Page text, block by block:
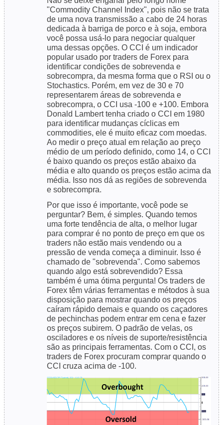
"Commodity Channel Index", pois não se trata
de uma nova transmissão a cabo de 24 horas
dedicada à barriga de porco e à soja, embora
você possa usá-lo para negociar qualquer
uma dessas opções. O CCI é um indicador
popular usado por traders de Forex para
identificar condições de sobrevenda e
sobrecompra, da mesma forma que o RSI ou o
Stochastics. Porém, em vez de 30 e 70
representarem áreas de sobrevenda e
sobrecompra, o CCI usa -100 e +100. Embora
Donald Lambert tenha criado o CCI em 1980
para identificar mudanças cíclicas em
commodities, ele é muito eficaz com moedas.
Ao medir o preço atual em relação ao preço
médio de um período definido, como 14, o CCI
é baixo quando os preços estão abaixo da
média e alto quando os preços estão acima da
média. Isso nos dá as regiões de sobrevenda
e sobrecompra.
Por que isso é importante, você pode se
perguntar? Bem, é simples. Quando temos
uma forte tendência de alta, o melhor lugar
para comprar é no ponto de preço em que os
traders não estão mais vendendo ou a
pressão de venda começa a diminuir. Isso é
chamado de "sobrevenda". Como sabemos
quando algo está sobrevendido? Essa
também é uma ótima pergunta! Os traders de
Forex têm várias ferramentas e métodos à sua
disposição para mostrar quando os preços
caíram rápido demais e quando os caçadores
de pechinchas podem entrar em cena e fazer
os preços subirem. O padrão de velas, os
osciladores e os níveis de suporte/resistência
são as principais ferramentas. Com o CCI, os
traders de Forex procuram comprar quando o
CCI cruza acima de -100.